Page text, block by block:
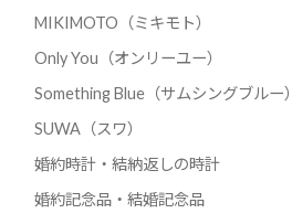
MIKIMOTO（ミキモト）
Only You（オンリーユー）
Something Blue（サムシングブルー）
SUWA（スワ）
婚約時計・結納返しの時計
婚約記念品・結婚記念品